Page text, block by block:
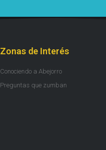
Zonas de Interés
Conociendo a Abejorro
Preguntas que zumban